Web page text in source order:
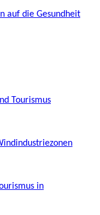
auf die Gesundheit
Tourismus
in